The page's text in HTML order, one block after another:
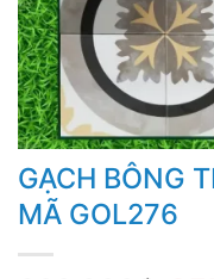
GẠCH BÔNG
MÃ GOL276